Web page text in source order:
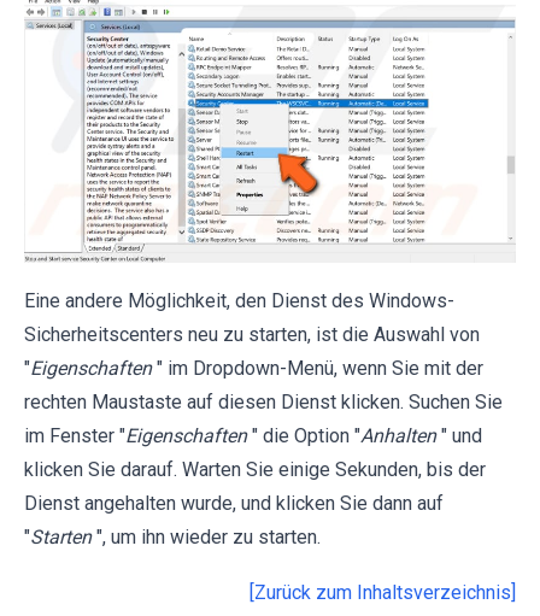
Eine andere Möglichkeit, den Dienst des Windows-
Sicherheitscenters neu zu starten, ist die Auswahl von
"Eigenschaften " im Dropdown-Menü, wenn Sie mit der
rechten Maustaste auf diesen Dienst klicken. Suchen Sie
im Fenster "Eigenschaften " die Option "Anhalten " und
klicken Sie darauf. Warten Sie einige Sekunden, bis der
Dienst angehalten wurde, und klicken Sie dann auf
"Starten ", um ihn wieder zu starten.
[Zurück zum Inhaltsverzeichnis]